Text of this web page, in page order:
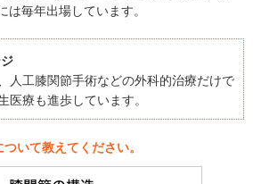
毎年出場しています。
人工膝関節手術などの外科的治療だけで
医療も進歩しています。
いて教えてください。